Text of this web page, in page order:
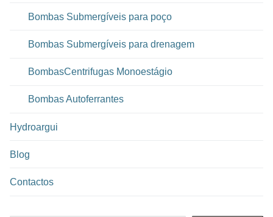
Bombas Submergíveis para poço
Bombas Submergíveis para drenagem
BombasCentrifugas Monoestágio
Bombas Autoferrantes
Hydroargui
Blog
Contactos